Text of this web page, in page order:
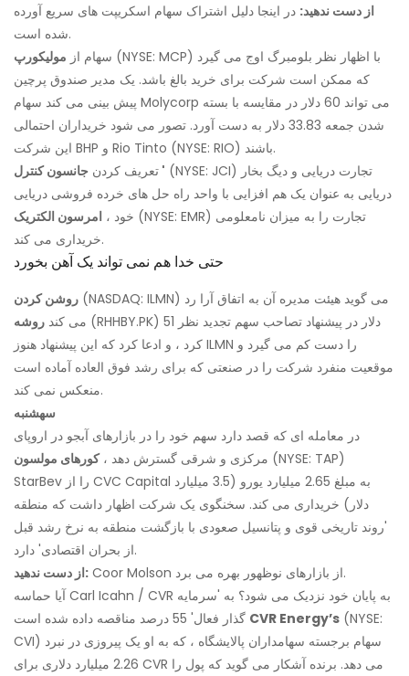
از دست ندهید: در اینجا دلیل اشتراک سهام اسکریپت های سریع آورده
شده است.
سهام از مولیکورپ
(NYSE: MCP) با اظهار نظر بلومبرگ اوج می گیرد
که ممکن است شرکت برای خرید بالغ باشد. یک مدیر صندوق پرچین
پیش بینی می کند سهام Molycorp می تواند 60 دلار در مقایسه با بسته
شدن جمعه 33.83 دلار به دست آورد. تصور می شود خریداران احتمالی
این شرکت BHP و Rio Tinto (NYSE: RIO) باشند.
تعریف کردن جانسون کنترل ' (NYSE: JCI) تجارت دریایی و دیگ بخار
دریایی به عنوان یک هم افزایی با واحد راه حل های خرده فروشی دریایی
خود ، امرسون الکتریک
(NYSE: EMR) تجارت را به میزان نامعلومی
خریداری می کند.
حتی خدا هم نمی تواند یک آهن بخورد
روشن کردن (NASDAQ: ILMN) می گوید هیئت مدیره آن به اتفاق آرا رد
می کند روشه
(RHHBY.PK) 51 دلار در پیشنهاد تصاحب سهم تجدید نظر
کرد ، و ادعا کرد که این پیشنهاد هنوز ILMN را دست کم می گیرد و
موقعیت منفرد شرکت را در صنعتی که برای رشد فوق العاده آماده است
منعکس نمی کند.
سهشنبه
در معامله ای که قصد دارد سهم خود را در بازارهای آبجو در اروپای
مرکزی و شرقی گسترش دهد ،کورهای مولسون
(NYSE: TAP)
StarBev را از CVC Capital به مبلغ 2.65 میلیارد یورو (3.5 میلیارد
دلار) خریداری می کند. سخنگوی یک شرکت اظهار داشت که منطقه
'روند تاریخی قوی و پتانسیل صعودی با بازگشت منطقه به نرخ رشد قبل
از بحران اقتصادی' دارد.
از دست ندهید:
Coor Molson از بازارهای نوظهور بهره می برد.
آیا حماسه Carl Icahn / CVR به پایان خود نزدیک می شود؟ به 'سرمایه
CVR Energy’s (NYSE:
CVI) سهام برجسته سهامداران پالایشگاه ، که به او یک پیروزی در نبرد
2.26 میلیارد دلاری برای CVR می دهد. برنده آشکار می گوید که پول را